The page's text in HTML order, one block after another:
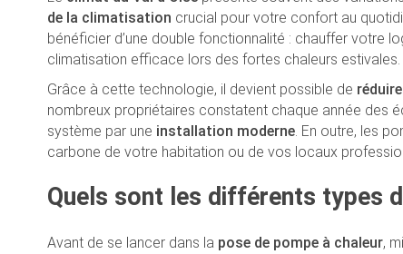
de la climatisation crucial pour votre confort au
bénéficier d’une double fonctionnalité : chauffer votre
climatisation efficace lors des fortes chaleurs estivales.
Grâce à cette technologie, il devient possible de
nombreux propriétaires constatent chaque année des
système par une installation moderne. En outre, les
carbone de votre habitation ou de vos locaux
Quels sont les différents types
Avant de se lancer dans la pose de pompe à chaleur,